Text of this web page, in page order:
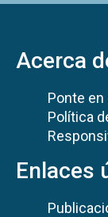
Acerca
Ponte
Política
Enlaces